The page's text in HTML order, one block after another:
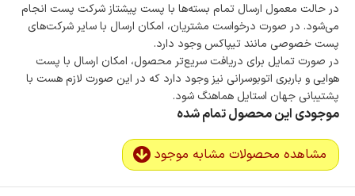
در حالت معمول ارسال تمام بسته‌ها با پست پیشتاز شرکت پست انجام
می‌شود. در صورت درخواست مشتریان، امکان ارسال با سایر شرکت‌های
پست خصوصی مانند تیپاکس وجود دارد.
در صورت تمایل برای دریافت سریع‌تر محصول، امکان ارسال با پست
هوایی و باربری اتوبوسرانی نیز وجود دارد که در این صورت لازم هست با
پشتیبانی جهان استایل هماهنگ شود.
موجودی این محصول تمام شده
مشاهده محصولات مشابه موجود